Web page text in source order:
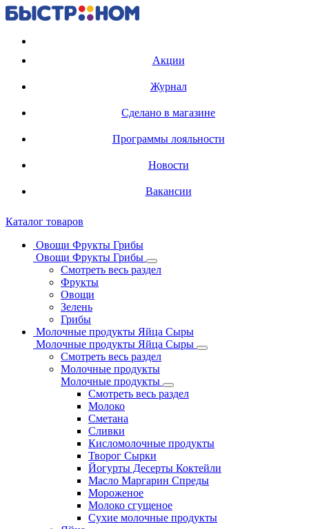
Акции
Журнал
Сделано в магазине
Программы лояльности
Новости
Вакансии
Каталог товаров
Овощи Фрукты Грибы
Овощи Фрукты Грибы
Смотреть весь раздел
Фрукты
Овощи
Зелень
Грибы
Молочные продукты Яйца Сыры
Молочные продукты Яйца Сыры
Смотреть весь раздел
Молочные продукты
Молочные продукты
Смотреть весь раздел
Молоко
Сметана
Сливки
Кисломолочные продукты
Творог Сырки
Йогурты Десерты Коктейли
Масло Маргарин Спреды
Мороженое
Молоко сгущеное
Сухие молочные продукты